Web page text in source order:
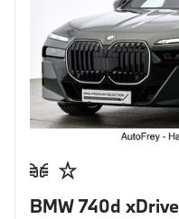
BMW 740d xDrive